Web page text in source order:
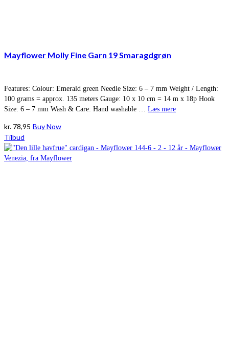
Mayflower Molly Fine Garn 19 Smaragdgrøn
Features: Colour: Emerald green Needle Size: 6 – 7 mm Weight / Length:
100 grams = approx. 135 meters Gauge: 10 x 10 cm = 14 m x 18p Hook
Size: 6 – 7 mm Wash & Care: Hand washable … Læs mere
kr. 78,95 Buy Now
Tilbud